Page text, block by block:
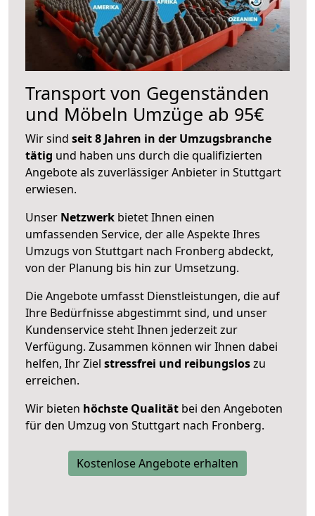
Transport von Gegenständen
und Möbeln Umzüge ab 95€
Wir sind seit 8 Jahren in der Umzugsbranche
tätig und haben uns durch die qualifizierten
Angebote als zuverlässiger Anbieter in Stuttgart
erwiesen.
Unser Netzwerk bietet Ihnen einen
umfassenden Service, der alle Aspekte Ihres
Umzugs von Stuttgart nach Fronberg abdeckt,
von der Planung bis hin zur Umsetzung.
Die Angebote umfasst Dienstleistungen, die auf
Ihre Bedürfnisse abgestimmt sind, und unser
Kundenservice steht Ihnen jederzeit zur
Verfügung. Zusammen können wir Ihnen dabei
helfen, Ihr Ziel stressfrei und reibungsloszu
erreichen.
Wir bieten höchste Qualität bei den Angeboten
für den Umzug von Stuttgart nach Fronberg.
Kostenlose Angebote erhalten